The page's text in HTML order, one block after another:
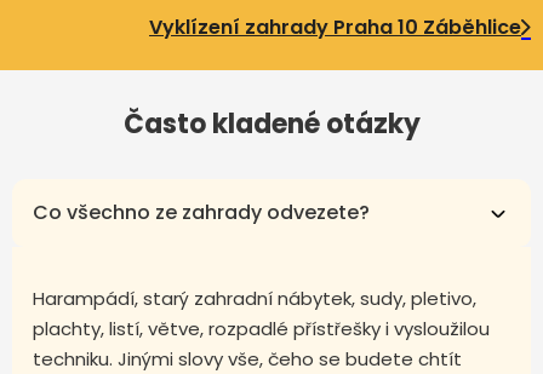
Vyklízení zahrady Praha 10 Záběhlice
Často kladené otázky
Co všechno ze zahrady odvezete?
Harampádí, starý zahradní nábytek, sudy, pletivo,
plachty, listí, větve, rozpadlé přístřešky i vysloužilou
techniku. Jinými slovy vše, čeho se budete chtít